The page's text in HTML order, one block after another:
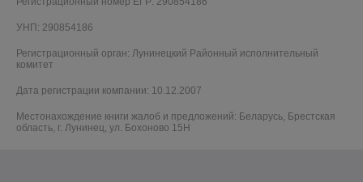
УНП: 290854186
Регистрационный орган: Лунинецкий Районный исполнительный
комитет
Дата регистрации компании: 10.12.2007
Местонахождение книги жалоб и предложений: Беларусь, Брестская
область, г. Лунинец, ул. Бохоново 15Н